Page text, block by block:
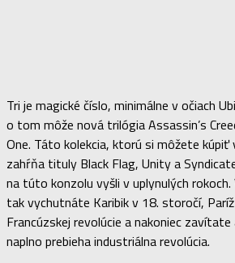
Tri je magické číslo, minimálne v očiach
o tom môže nová trilógia Assassin’s
One. Táto kolekcia, ktorú si môžete
zahŕňa tituly Black Flag, Unity a
na túto konzolu vyšli v uplynulých rokoch.
tak vychutnáte Karibik v 18. storočí,
Francúzskej revolúcie a nakoniec zavítate
naplno prebieha industriálna revolúcia.